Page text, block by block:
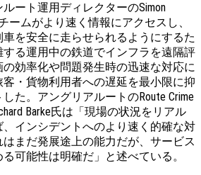
ルート運用ディレクターのSimon
ームがより速く情報にアクセスし、
を安全に走らせられるようにするた
る運用中の鉄道でインフラを遠隔評
効率化や問題発生時の迅速な対応に
・貨物利用者への遅延を最小限に抑
た。アングリアルートのRoute Crime
Barke氏は「現場の状況をリアル
インシデントへのより速く的確な対
まだ発展途上の能力だが、サービス
可能性は明確だ」と述べている。